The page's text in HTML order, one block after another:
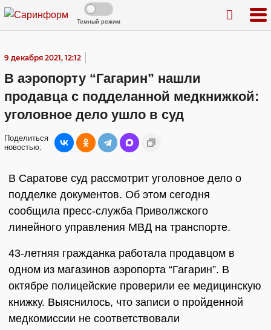
Темный режим
9 декабря 2021, 12:12
В аэропорту “Гагарин” нашли
продавца с подделанной медкнижкой:
уголовное дело ушло в суд
Поделиться
новостью:
В Саратове суд рассмотрит уголовное дело о
подделке документов. Об этом сегодня
сообщила пресс-служба Приволжского
линейного управления МВД на транспорте.
43-летняя гражданка работала продавцом в
одном из магазинов аэропорта “Гагарин”. В
октябре полицейские проверили ее медицинскую
книжку. Выяснилось, что записи о пройденной
медкомиссии не соответствовали